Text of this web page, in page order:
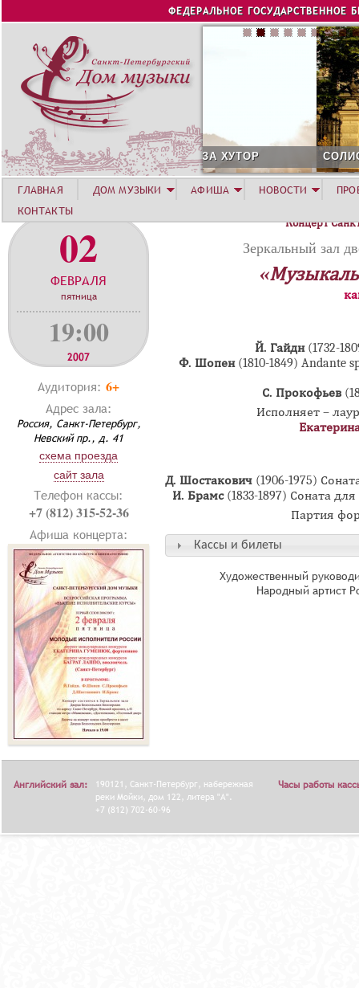
Jump to navigation
ФЕДЕРАЛЬНОЕ ГОСУДАРСТВЕННОЕ
СОЛИСТ АВГУСТА 2026 -
02
ФЕВРАЛЯ
пятница
19:00
2007
Аудитория: 6+
Адрес зала:
Россия, Санкт-Петербург,
Невский пр., д. 41
схема проезда
сайт зала
Телефон кассы:
+7 (812) 315-52-36
Афиша концерта:
Концерт
Зеркальный зал
Й. Гайдн(1732-
Ф. Шопен (1810-1849)
С. Прокофьев
Исполняет –
Д. Шостакович (1906-1975)
И. Брамс(1833-1897) Соната
Партия
Кассы и билеты
Художественный
Народный артист
ГЛАВНАЯ ДОМ МУЗЫКИ АФИША НОВОСТИ
КОНТАКТЫ
Английский зал:
190121, Санкт-Петербург, набережная
реки Мойки, дом 122, литера "А".
+7 (812) 702-60-96
Часы работы